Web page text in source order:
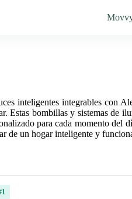
inteligentes integrables con
Estas bombillas y sistemas de
para cada momento del
de un hogar inteligente y